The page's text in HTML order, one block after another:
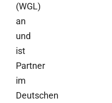
(WGL)
an
und
ist
Partner
im
Deutschen